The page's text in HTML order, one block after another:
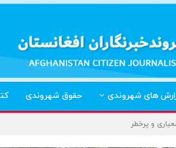
های شهروندی حقوق شهروندی
و پرخطر